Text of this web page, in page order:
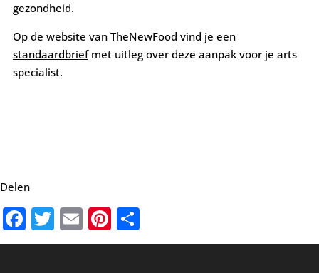
gezondheid.
Op de website van TheNewFood vind je een
standaardbriefmet uitleg over deze aanpak voor je arts
specialist.
Delen
Facebook
Twitter
EmailPinterest